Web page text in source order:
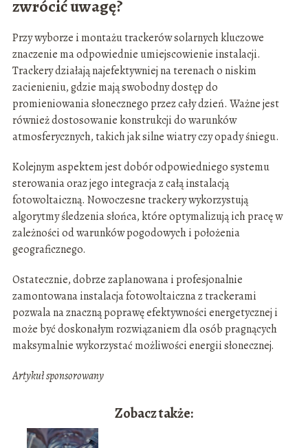
zwrócić uwagę?
Przy wyborze i montażu trackerów solarnych kluczowe
znaczenie ma odpowiednie umiejscowienie instalacji.
Trackery działają najefektywniej na terenach o niskim
zacienieniu, gdzie mają swobodny dostęp do
promieniowania słonecznego przez cały dzień. Ważne jest
również dostosowanie konstrukcji do warunków
atmosferycznych, takich jak silne wiatry czy opady śniegu.
Kolejnym aspektem jest dobór odpowiedniego systemu
sterowania oraz jego integracja z całą instalacją
fotowoltaiczną. Nowoczesne trackery wykorzystują
algorytmy śledzenia słońca, które optymalizują ich pracę w
zależności od warunków pogodowych i położenia
geograficznego.
Ostatecznie, dobrze zaplanowana i profesjonalnie
zamontowana instalacja fotowoltaiczna z trackerami
pozwala na znaczną poprawę efektywności energetycznej i
może być doskonałym rozwiązaniem dla osób pragnących
maksymalnie wykorzystać możliwości energii słonecznej.
Artykuł sponsorowany
Zobacz także: